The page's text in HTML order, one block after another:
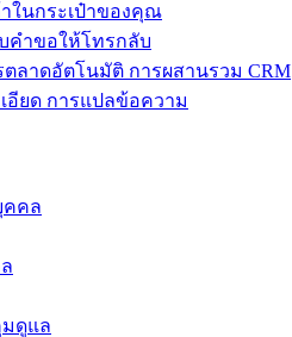
ในกระเป๋าของคุณ
คำขอให้โทรกลับ
ตลาดอัตโนมัติ การผสานรวม CRM
อียด การแปลข้อความ
คคล
มดูแล